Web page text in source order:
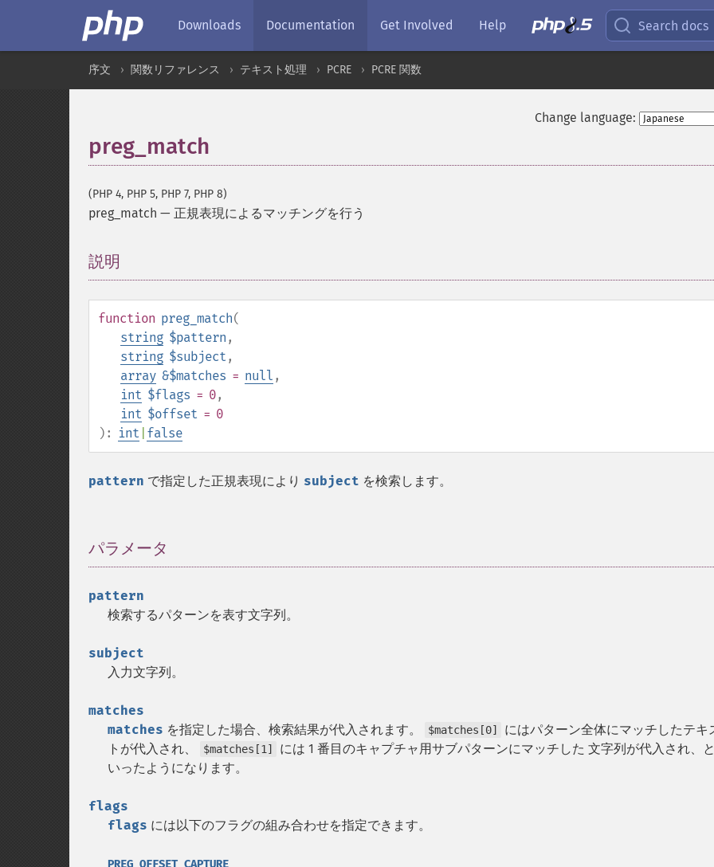
Downloads Documentation Get Involved Help Search docs
序文 関数リファレンス テキスト処理 PCRE PCRE 関数
Change language:
preg_match
(PHP 4, PHP 5, PHP 7, PHP 8)
preg_match — 正規表現によるマッチングを行う
説明
function preg_match(
string $pattern ,
string $subject ,
array &$matches = null ,
int $flags = 0,
int $offset = 0
):
int false
pattern で指定した正規表現により subject を検索します。
パラメータ
pattern
検索するパターンを表す文字列。
subject
入力文字列。
matches
matches を指定した場合、検索結果が代入されます。 $matches[0]
にはパターン全体にマッチしたテキ
トが代入され、
$matches[1]
には 1 番目のキャプチャ用サブパターンにマッチした 文字列が代入され、
いったようになります。
flags
flags には以下のフラグの組み合わせを指定できます。
PREG_OFFSET_CAPTURE